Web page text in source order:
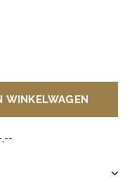
WINKELWAGEN
,--